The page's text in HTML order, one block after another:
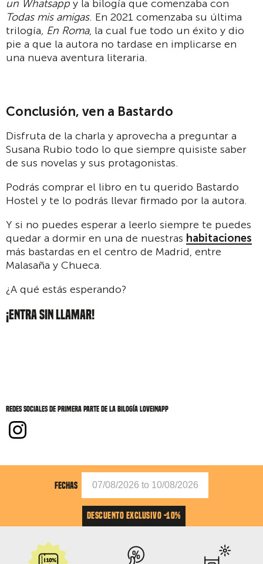
un Whatsapp y la bilogía que comenzaba con
Todas mis amigas. En 2021 comenzaba su última
trilogía, En Roma, la cual fue todo un éxito y dio
pie a que la autora no tardase en implicarse en
una nueva aventura literaria.
Conclusión, ven a Bastardo
Disfruta de la charla y aprovecha a preguntar a
Susana Rubio todo lo que siempre quisiste saber
de sus novelas y sus protagonistas.
Podrás comprar el libro en tu querido Bastardo
Hostel y te lo podrás llevar firmado por la autora.
Y si no puedes esperar a leerlo siempre te puedes
quedar a dormir en una de nuestras habitaciones
más bastardas en el centro de Madrid, entre
Malasaña y Chueca.
¿A qué estás esperando?
¡ENTRA SIN LLAMAR!
Redes sociales de Primera parte de la bilogía LoveInApp
FECHAS
DESCUENTO EXCLUSIVO -10%